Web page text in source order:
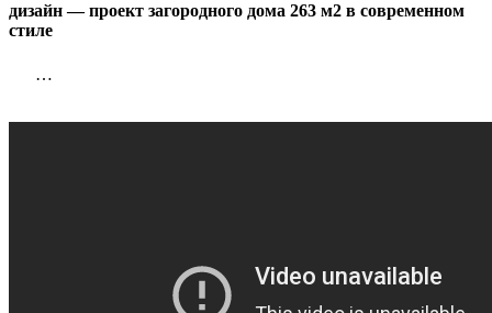
дизайн — проект загородного дома 263 м2 в современном
стиле
…